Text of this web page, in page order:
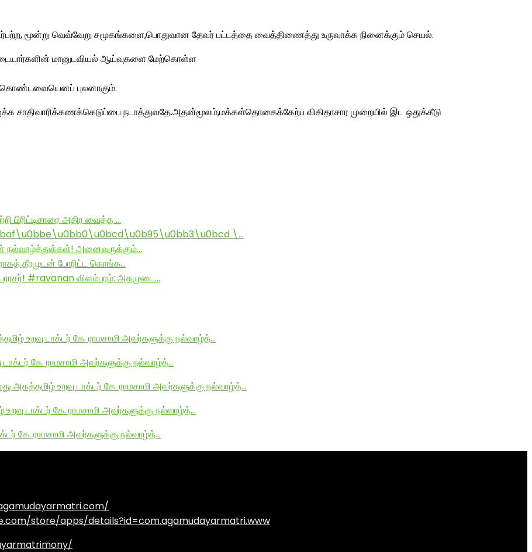
மூன்று வெவ்வேறு சமூகங்களை,பொதுவான தேவர் பட்டத்தை வைத்திணைத்து உருவாக்க நினைக்கும் செயல்.
மானுடவியல் ஆய்வுகளை மேற்கொள்ள
கொண்டவையெனப் புலனாகும்.
சாதிவாரிக்கணக்கெடுப்பை நடாத்துவதே.அதன்மூலம்,மக்கள்தொகைக்கேற்ப விகிதாசார முறையில் இட ஒதுக்கீடு
பிரிட்டிசாரை அதிர வைத்த …
\…
நல்வாழ்த்துக்கள்! அனைவருக்கும்…
தீரமுடன் போரிட்ட கொங்க…
#ravanan விளம்பரம்: அகமுடை…
உறவு டாக்டர் கே. ராமசாமி அவர்களுக்கு நல்வாழ்த்…
கே. ராமசாமி அவர்களுக்கு நல்வாழ்த்…
அகத்தமிழ் உறவு டாக்டர் கே. ராமசாமி அவர்களுக்கு நல்வாழ்த்…
டாக்டர் கே. ராமசாமி அவர்களுக்கு நல்வாழ்த்…
கே. ராமசாமி அவர்களுக்கு நல்வாழ்த்…
store/apps/details?id=com.agamudayarmatri.www